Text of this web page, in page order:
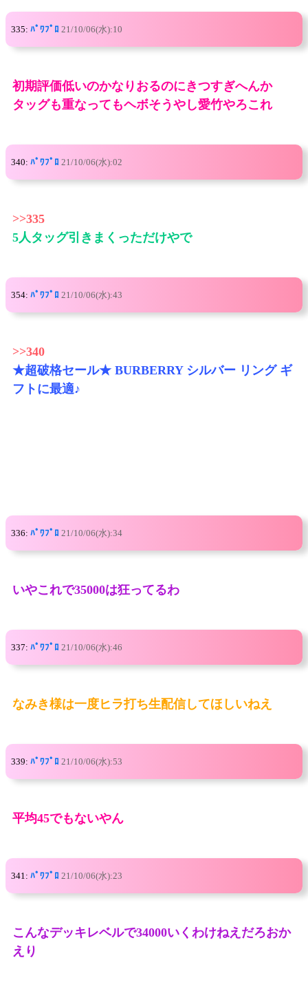
335: ﾊﾟﾜﾌﾟﾛ 21/10/06(水):10
初期評価低いのかなりおるのにきつすぎへんか
タッグも重なってもヘボそうやし愛竹やろこれ
340: ﾊﾟﾜﾌﾟﾛ 21/10/06(水):02
>>335
5人タッグ引きまくっただけやで
354: ﾊﾟﾜﾌﾟﾛ 21/10/06(水):43
>>340
★超破格セール★ BURBERRY シルバー リング ギ
フトに最適♪
336: ﾊﾟﾜﾌﾟﾛ 21/10/06(水):34
いやこれで35000は狂ってるわ
337: ﾊﾟﾜﾌﾟﾛ 21/10/06(水):46
なみき様は一度ヒラ打ち生配信してほしいねえ
339: ﾊﾟﾜﾌﾟﾛ 21/10/06(水):53
平均45でもないやん
341: ﾊﾟﾜﾌﾟﾛ 21/10/06(水):23
こんなデッキレベルで34000いくわけねえだろおか
えり